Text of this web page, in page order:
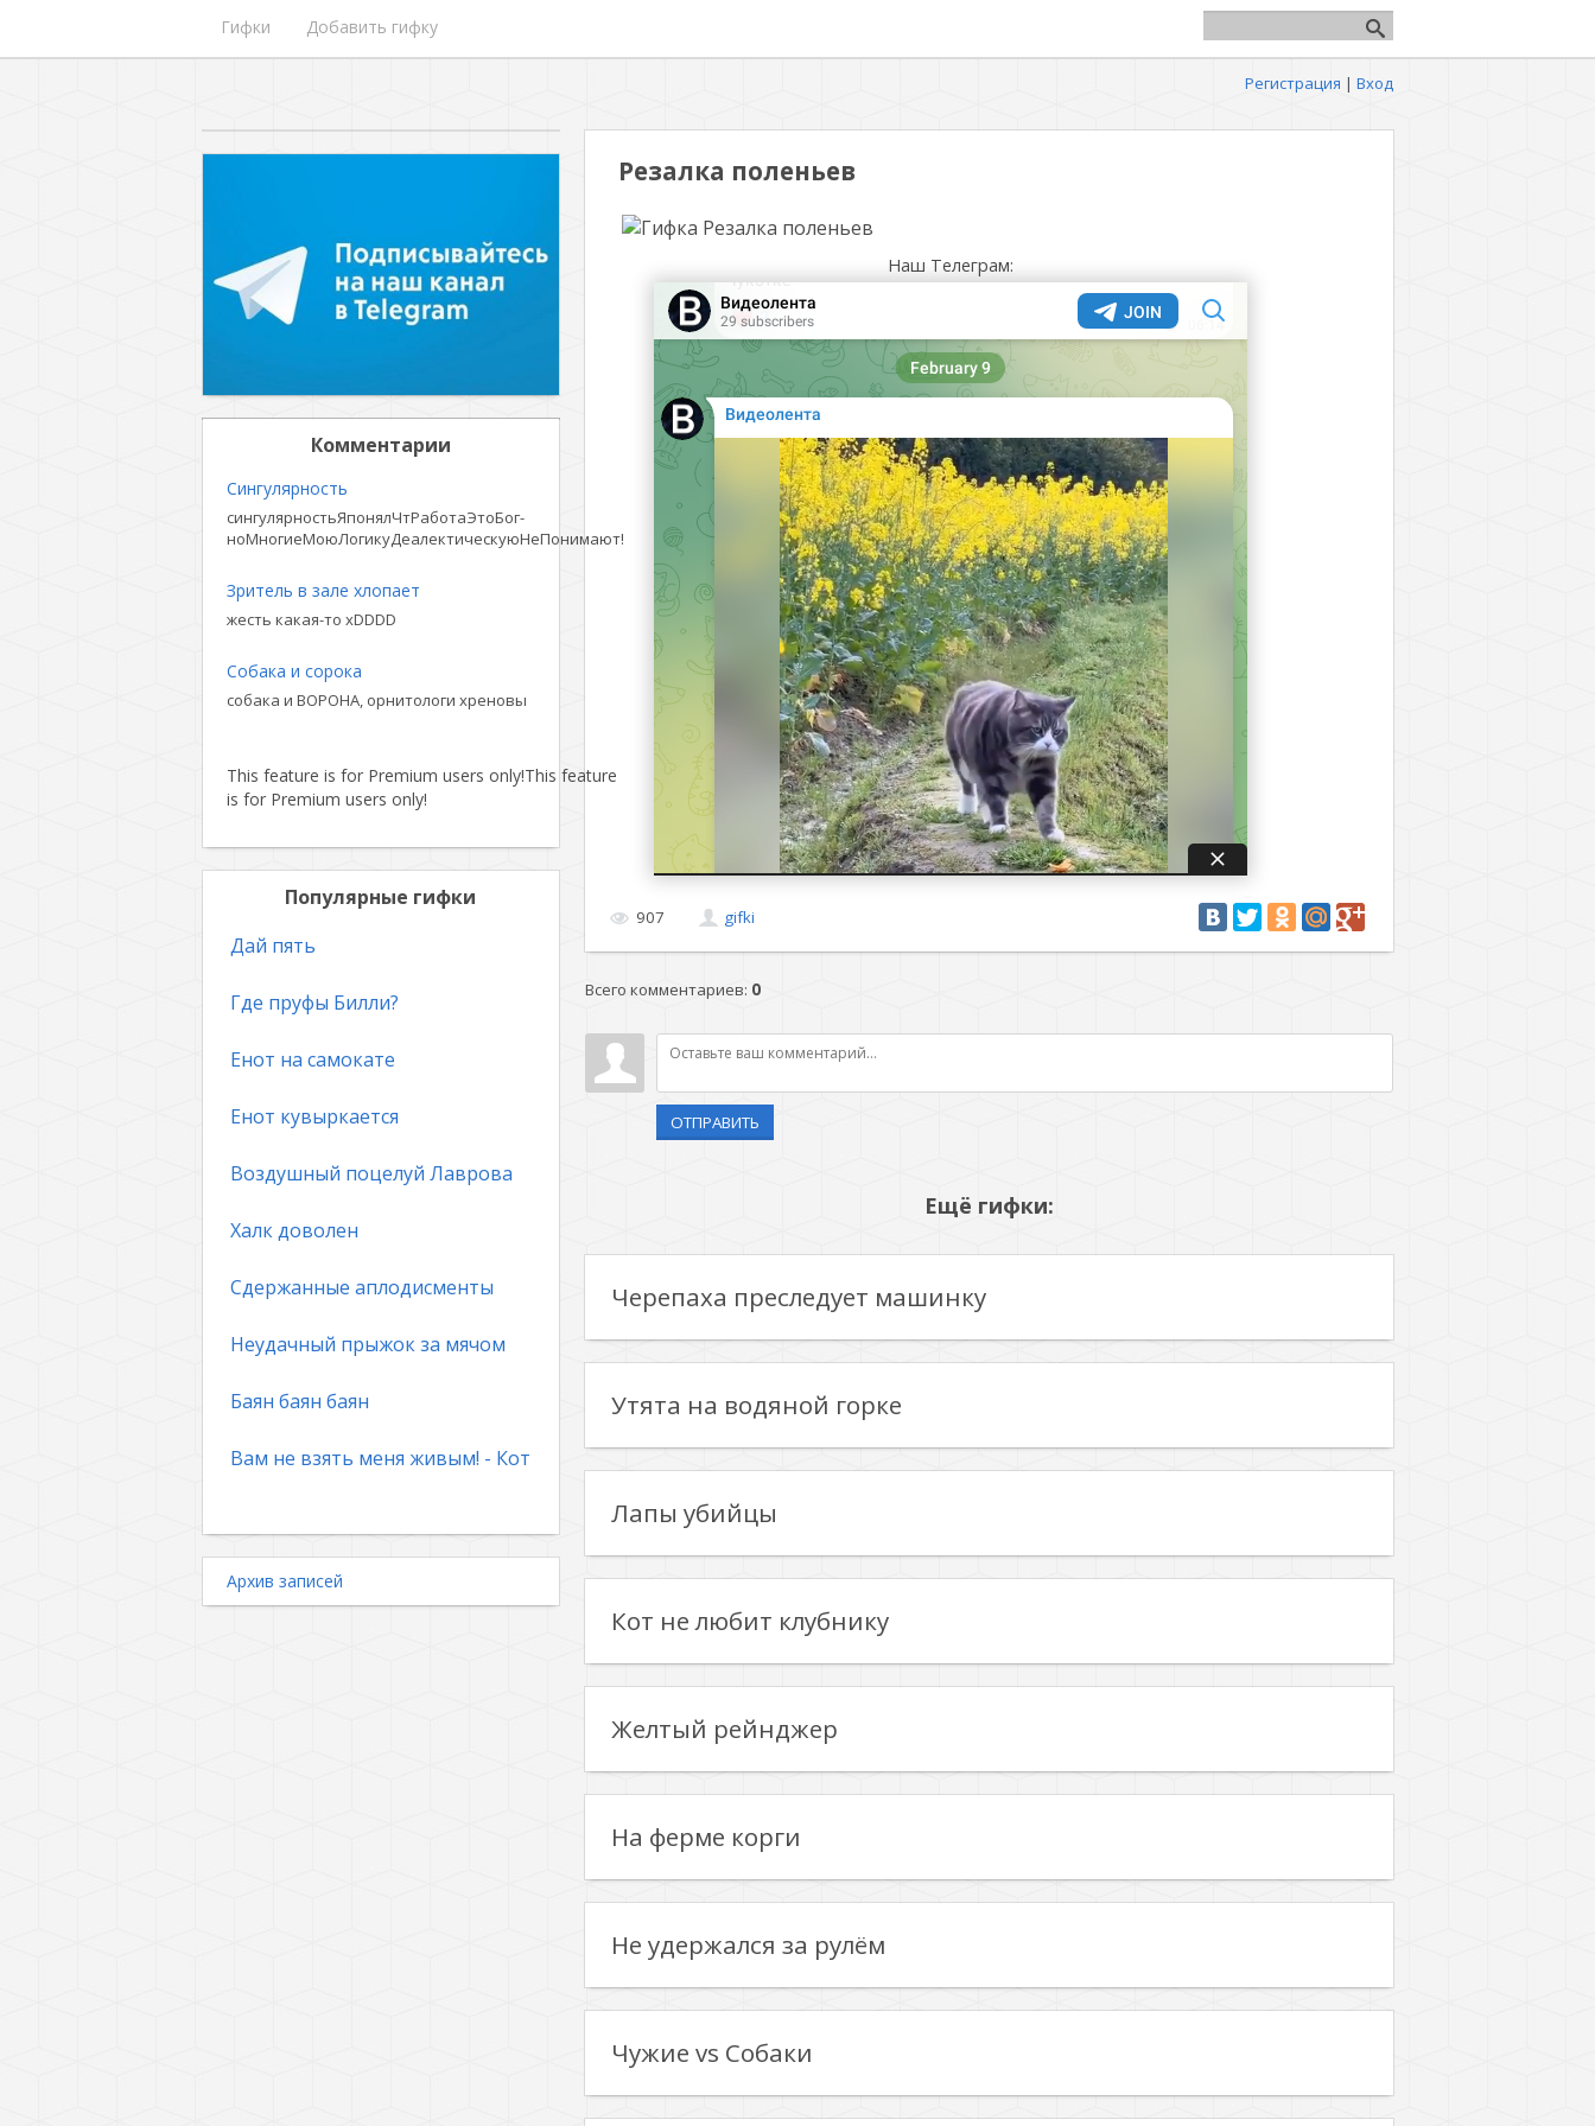
Гифки Добавить гифку
Регистрация | Вход
Резалка поленьев
Наш Телеграм:
907 gifki
Всего комментариев: 0
ОТПРАВИТЬ
Ещё гифки:
Черепаха преследует машинку
Утята на водяной горке
Лапы убийцы
Кот не любит клубнику
Желтый рейнджер
На ферме корги
Не удержался за рулём
Чужие vs Собаки
Комментарии
Сингулярность
сингулярностьЯпонялЧтРаботаЭтоБог-
ноМногиеМоюЛогикуДеалектическуюНеПонимают!
Зритель в зале хлопает
жесть какая-то xDDDD
Собака и сорока
собака и ВОРОНА, орнитологи хреновы
This feature is for Premium users only!This feature
is for Premium users only!
Популярные гифки
Дай пять
Где пруфы Билли?
Енот на самокате
Енот кувыркается
Воздушный поцелуй Лаврова
Халк доволен
Сдержанные аплодисменты
Неудачный прыжок за мячом
Баян баян баян
Вам не взять меня живым! - Кот
Архив записей